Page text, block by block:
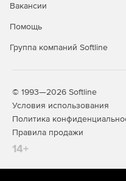
Работа в 2D
окно,
Вакансии
Помощь
Группа компаний Softline
© 1993—2026 Softline
Условия использования
Политика
Правила продажи
14+